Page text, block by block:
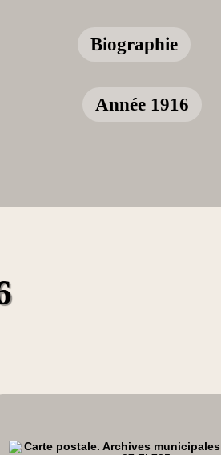
Biographie
Année 1916